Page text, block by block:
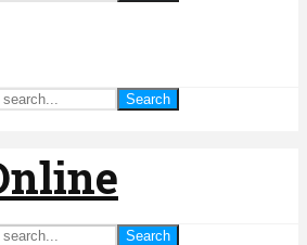
Search
Search